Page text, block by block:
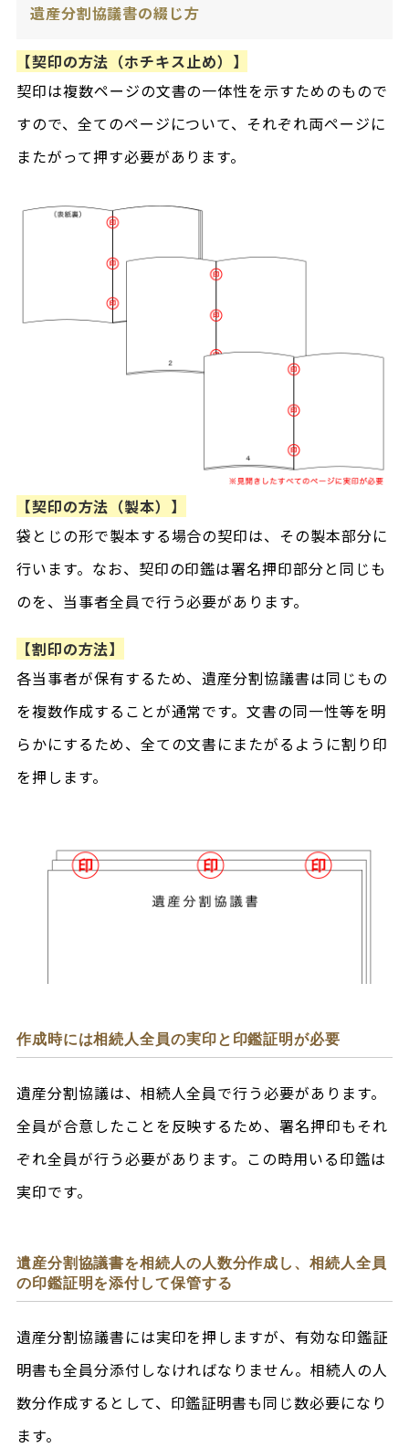
遺産分割協議書の綴じ方
【契印の方法（ホチキス止め）】
契印は複数ページの文書の一体性を示すためのもので
すので、全てのページについて、それぞれ両ページに
またがって押す必要があります。
【契印の方法（製本）】
袋とじの形で製本する場合の契印は、その製本部分に
行います。なお、契印の印鑑は署名押印部分と同じも
のを、当事者全員で行う必要があります。
【割印の方法】
各当事者が保有するため、遺産分割協議書は同じもの
を複数作成することが通常です。文書の同一性等を明
らかにするため、全ての文書にまたがるように割り印
を押します。
作成時には相続人全員の実印と印鑑証明が必要
遺産分割協議は、相続人全員で行う必要があります。
全員が合意したことを反映するため、署名押印もそれ
ぞれ全員が行う必要があります。この時用いる印鑑は
実印です。
遺産分割協議書を相続人の人数分作成し、相続人全員
の印鑑証明を添付して保管する
遺産分割協議書には実印を押しますが、有効な印鑑証
明書も全員分添付しなければなりません。相続人の人
数分作成するとして、印鑑証明書も同じ数必要になり
ます。